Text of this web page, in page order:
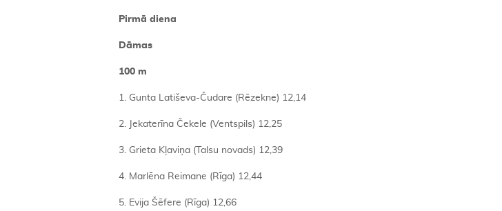
Pirmā diena
Dāmas
100 m
1. Gunta Latiševa-Čudare (Rēzekne) 12,14
2. Jekaterīna Čekele (Ventspils) 12,25
3. Grieta Kļaviņa (Talsu novads) 12,39
4. Marlēna Reimane (Rīga) 12,44
5. Evija Šēfere (Rīga) 12,66